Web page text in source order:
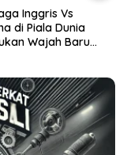
Drama Transfer
Dari Bandung ke
Kemayoran!